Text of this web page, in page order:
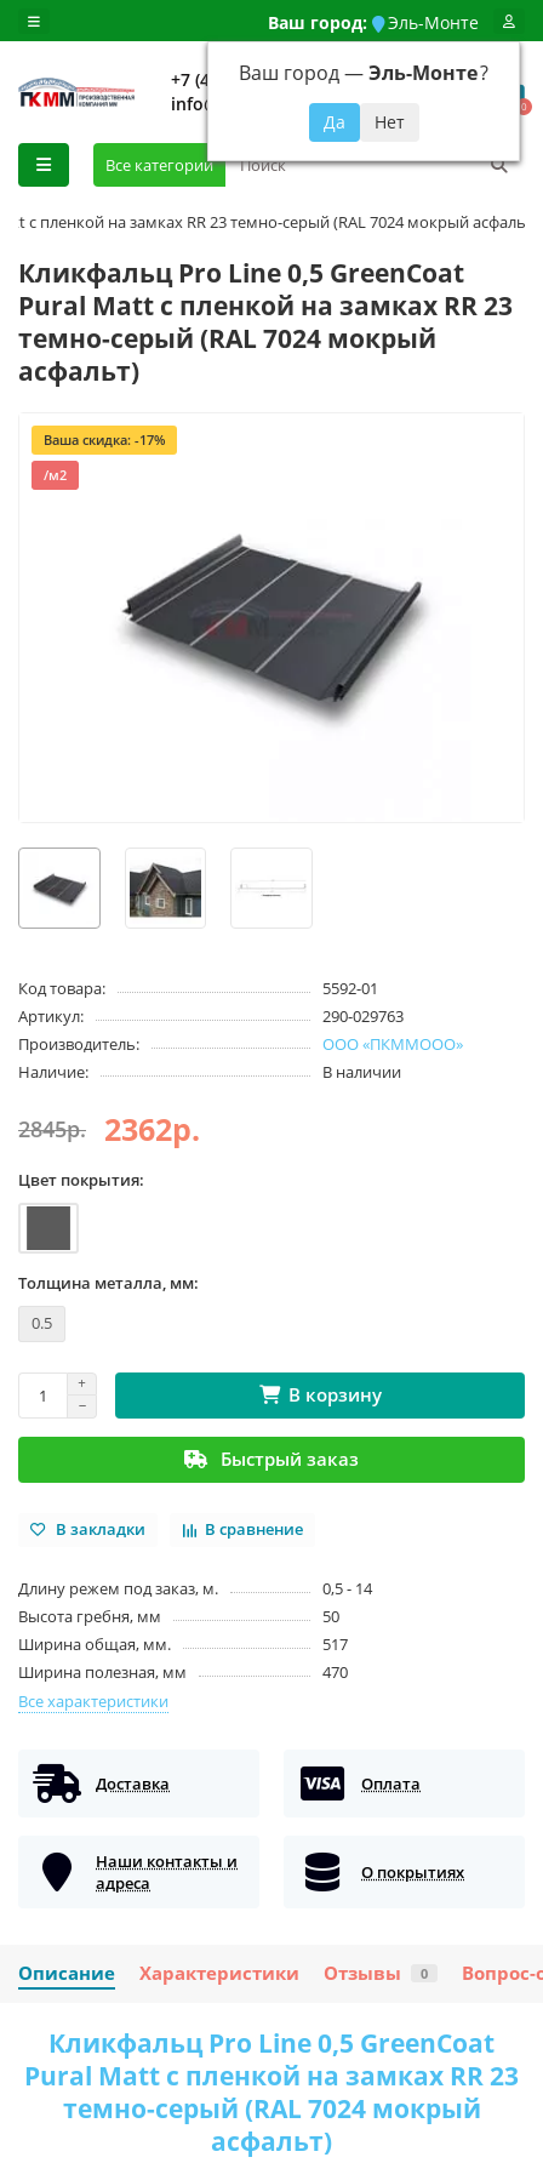
Ваш город: Эль-Монте
Ваш город —Эль-Монте?
+7 (499) 648-92-94
info@evroshtaketnikmoskva.ru
0
Все категории
с пленкой на замках RR 23 темно-серый (RAL 7024 мокрый асфальт)
Кликфальц Pro Line 0,5 GreenCoat
Pural Matt с пленкой на замках RR 23
темно-серый (RAL 7024 мокрый
асфальт)
Ваша скидка: -17%
/м2
Код товара:
5592-01
Артикул:
290-029763
Производитель:
ООО «ПКММООО»
Наличие:
В наличии
2845р. 2362р.
Цвет покрытия:
Толщина металла, мм:
0.5
В корзину
Быстрый заказ
В закладки В сравнение
Длину режем под заказ, м.
0,5 - 14
Высота гребня, мм
50
Ширина общая, мм.
517
Ширина полезная, мм
470
Все характеристики
Доставка Оплата
Наши контакты и
адреса
О покрытиях
Описание Характеристики Отзывы 0 Вопрос-
Кликфальц Pro Line 0,5 GreenCoat
Pural Matt с пленкой на замках RR 23
темно-серый (RAL 7024 мокрый
асфальт)